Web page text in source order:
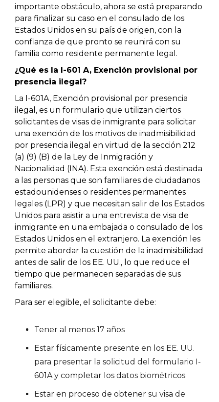
importante obstáculo, ahora se está preparando
para finalizar su caso en el consulado de los
Estados Unidos en su país de origen, con la
confianza de que pronto se reunirá con su
familia como residente permanente legal.
¿Qué es la I-601 A, Exención provisional por
presencia ilegal?
La I-601A, Exención provisional por presencia
ilegal, es un formulario que utilizan ciertos
solicitantes de visas de inmigrante para solicitar
una exención de los motivos de inadmisibilidad
por presencia ilegal en virtud de la sección 212
(a) (9) (B) de la Ley de Inmigración y
Nacionalidad (INA). Esta exención está destinada
a las personas que son familiares de ciudadanos
estadounidenses o residentes permanentes
legales (LPR) y que necesitan salir de los Estados
Unidos para asistir a una entrevista de visa de
inmigrante en una embajada o consulado de los
Estados Unidos en el extranjero. La exención les
permite abordar la cuestión de la inadmisibilidad
antes de salir de los EE. UU., lo que reduce el
tiempo que permanecen separadas de sus
familiares.
Para ser elegible, el solicitante debe:
Tener al menos 17 años
Estar físicamente presente en los EE. UU.
para presentar la solicitud del formulario I-
601A y completar los datos biométricos
Estar en proceso de obtener su visa de